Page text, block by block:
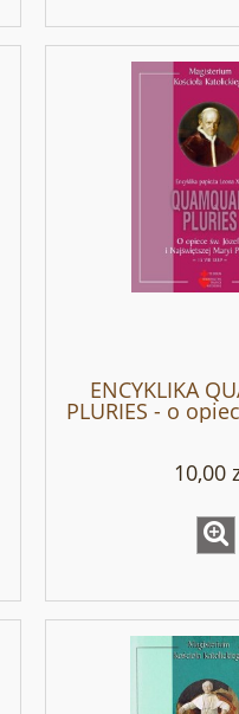
ENCYKLIKA
PLURIES - o
- Leon
10,00